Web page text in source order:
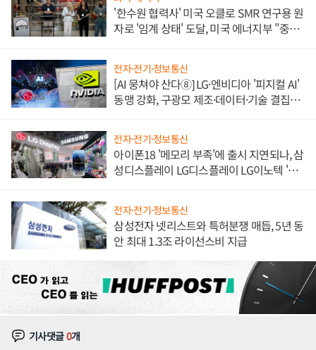
'한수원 협력사' 미국 오클로 SMR 연구용 원
자로 '임계 상태' 도달, 미국 에너지부 "중요
전자·전기·정보통신
[AI 뭉쳐야 산다⑧] LG·엔비디아 '피지컬 AI'
동맹 강화, 구광모 제조·데이터·기술 결집
전자·전기·정보통신
아이폰18 '메모리 부족'에 출시 지연되나, 삼
성디스플레이 LG디스플레이 LG이노텍 '탈
전자·전기·정보통신
삼성전자 넷리스트와 특허분쟁 매듭, 5년 동
안 최대 1.3조 라이선스비 지급
기사댓글0개